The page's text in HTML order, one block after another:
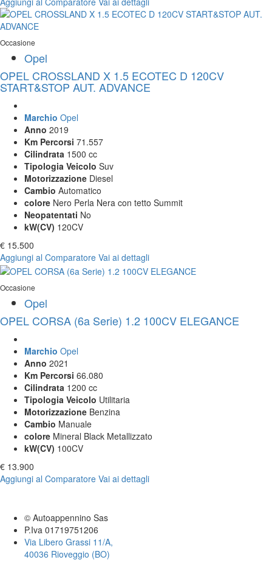
Occasione
Opel
OPEL CROSSLAND X 1.5 ECOTEC D 120CV
START&STOP AUT. ADVANCE
Marchio Opel
Anno 2019
Km Percorsi 71.557
Cilindrata 1500 cc
Tipologia Veicolo Suv
Motorizzazione Diesel
Cambio Automatico
colore Nero Perla Nera con tetto Summit
Neopatentati No
kW(CV) 120CV
€ 15.500
Aggiungi al Comparatore Vai ai dettagli
Occasione
Opel
OPEL CORSA (6a Serie) 1.2 100CV ELEGANCE
Marchio Opel
Anno 2021
Km Percorsi 66.080
Cilindrata 1200 cc
Tipologia Veicolo Utilitaria
Motorizzazione Benzina
Cambio Manuale
colore Mineral Black Metallizzato
kW(CV) 100CV
€ 13.900
Aggiungi al Comparatore Vai ai dettagli
© Autoappennino Sas
P.Iva 01719751206
Via Libero Grassi 11/A,
40036 Rioveggio (BO)